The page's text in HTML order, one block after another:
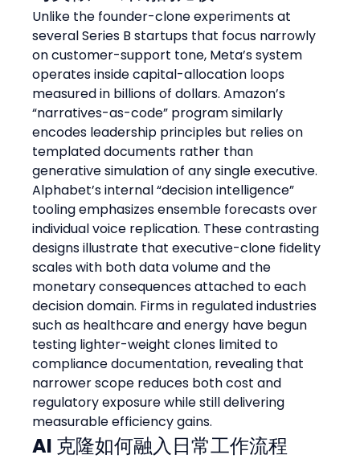
Unlike the founder-clone experiments at
several Series B startups that focus narrowly
on customer-support tone, Meta’s system
operates inside capital-allocation loops
measured in billions of dollars. Amazon’s
“narratives-as-code” program similarly
encodes leadership principles but relies on
templated documents rather than
generative simulation of any single executive.
Alphabet’s internal “decision intelligence”
tooling emphasizes ensemble forecasts over
individual voice replication. These contrasting
designs illustrate that executive-clone fidelity
scales with both data volume and the
monetary consequences attached to each
decision domain. Firms in regulated industries
such as healthcare and energy have begun
testing lighter-weight clones limited to
compliance documentation, revealing that
narrower scope reduces both cost and
regulatory exposure while still delivering
measurable efficiency gains.
AI 克隆如何融入日常工作流程